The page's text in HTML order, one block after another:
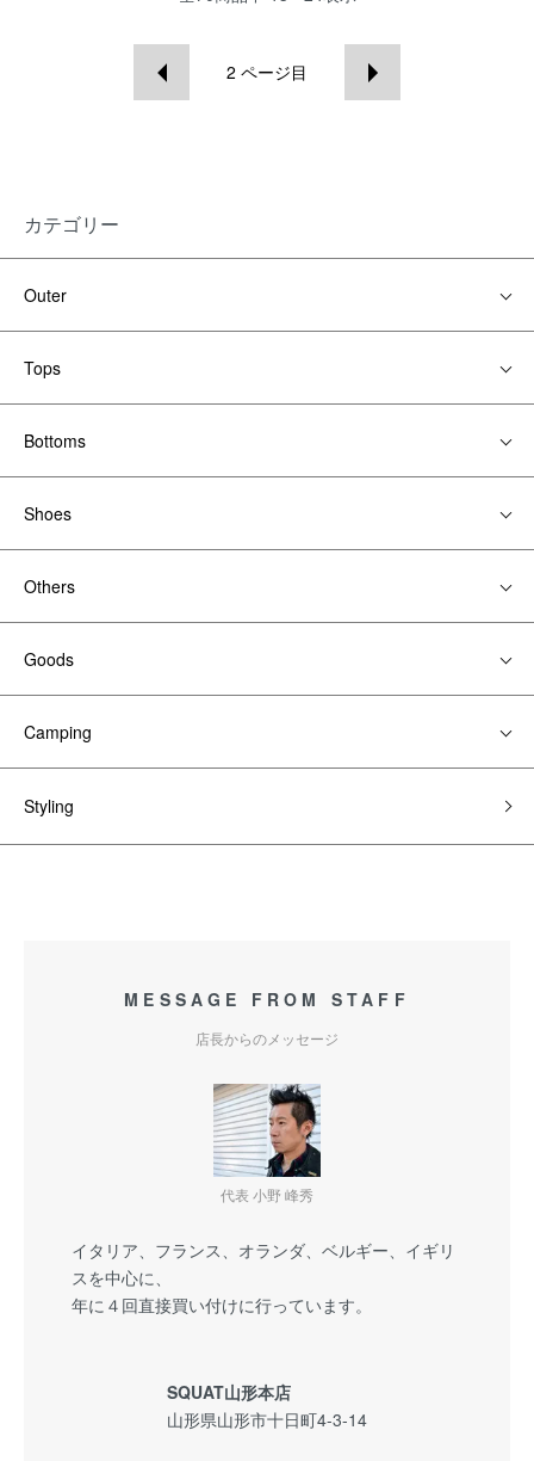
2 ページ目
カテゴリー
Outer
Tops
Bottoms
Shoes
Others
Goods
Camping
Styling
MESSAGE FROM STAFF
店長からのメッセージ
代表 小野 峰秀
イタリア、フランス、オランダ、ベルギー、イギリ
スを中心に、
年に４回直接買い付けに行っています。
SQUAT山形本店
山形県山形市十日町4-3-14